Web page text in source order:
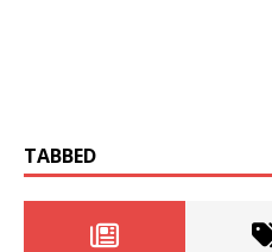
TABBED